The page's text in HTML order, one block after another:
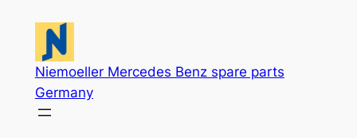
Niemoeller Mercedes Benz spare parts
Germany